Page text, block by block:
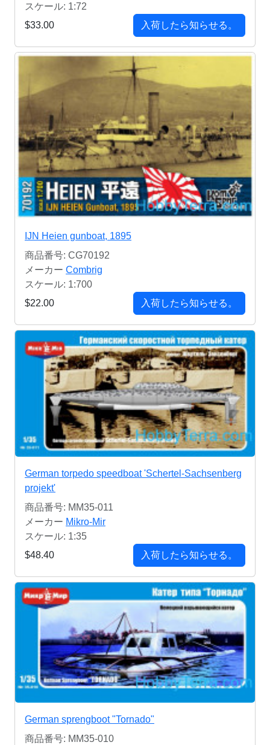
スケール: 1:72
$33.00
入荷したら知らせる。
IJN Heien gunboat, 1895
商品番号: CG70192
メーカー Combrig
スケール: 1:700
$22.00
入荷したら知らせる。
German torpedo speedboat 'Schertel-Sachsenberg
projekt'
商品番号: MM35-011
メーカー Mikro-Mir
スケール: 1:35
$48.40
入荷したら知らせる。
German sprengboot "Tornado"
商品番号: MM35-010